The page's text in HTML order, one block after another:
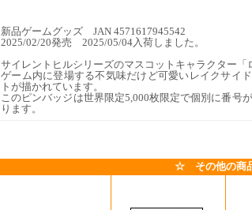
新品ゲームグッズ JAN 4571617945542
2025/02/20発売 2025/05/04入荷しました。
サイレントヒルシリーズのマスコットキャラクター「
ゲーム内に登場する不気味だけど可愛いレイクサイ
トが描かれています。
このピンバッジは世界限定5,000枚限定で個別に番号
ります。
☆ その他の